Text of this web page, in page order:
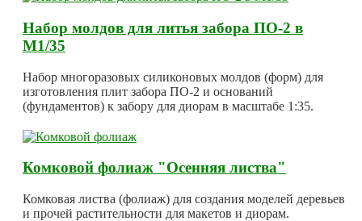
Набор молдов для литья забора ПО-2 в
М1/35
Набор многоразовых силиконовых молдов (форм) для
изготовления плит забора ПО-2 и оснований
(фундаментов) к забору для диорам в масштабе 1:35.
Комковой фолиаж "Осенняя листва"
Комковая листва (фолиаж) для создания моделей деревьев
и прочей растительности для макетов и диорам.